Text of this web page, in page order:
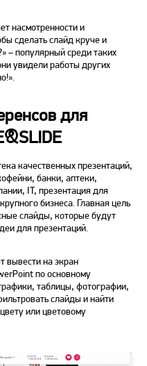
насмотренности и
сделать слайд круче и
– популярный среди таких
увидели работы других
для
качественных презентаций,
банки, аптеки,
IT, презентация для
бизнеса. Главная цель
слайды, которые будут
для презентаций.
вывести на экран
по основному
таблицы, фотографии,
слайды и найти
или цветовому